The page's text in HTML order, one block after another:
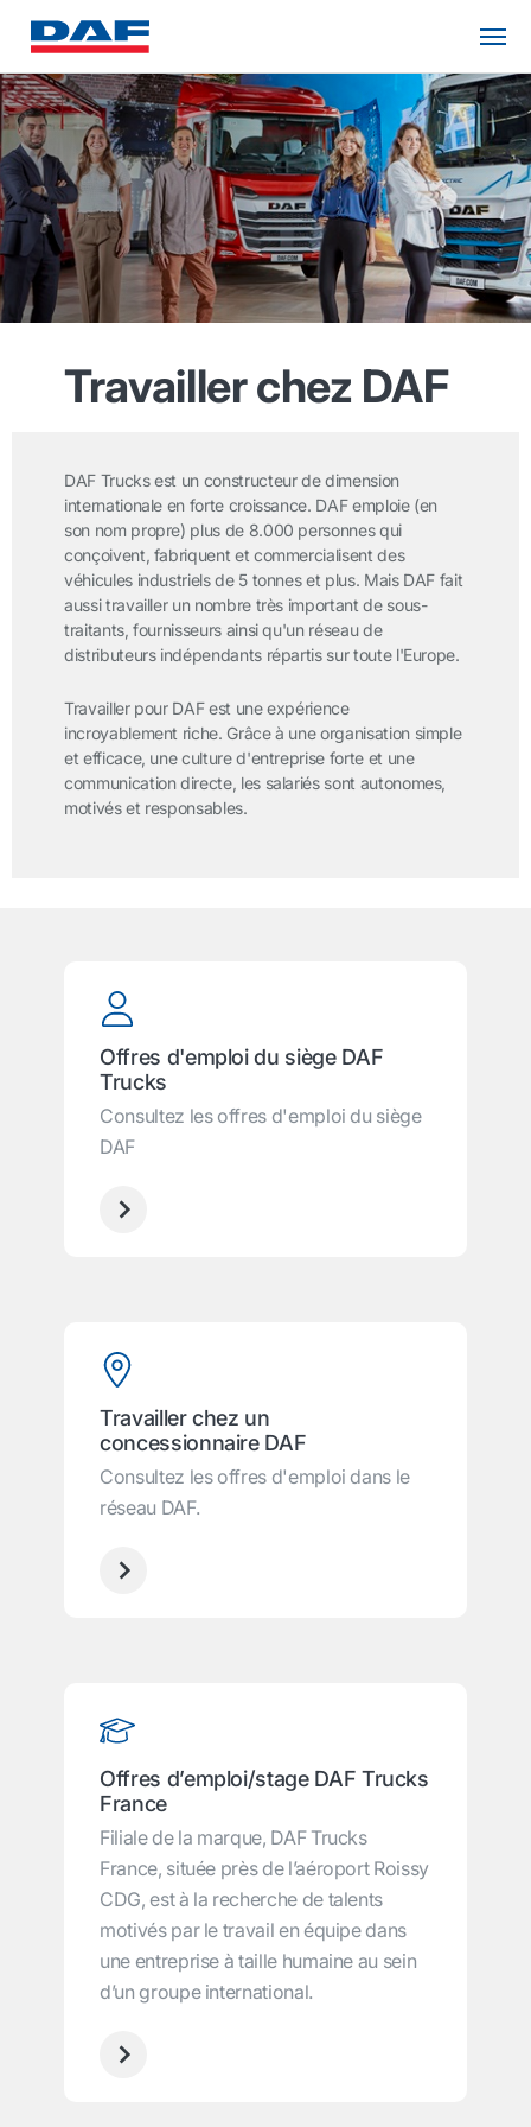
Travailler chez DAF
DAF Trucks est un constructeur de dimension
internationale en forte croissance. DAF emploie (en
son nom propre) plus de 8.000 personnes qui
conçoivent, fabriquent et commercialisent des
véhicules industriels de 5 tonnes et plus. Mais DAF fait
aussi travailler un nombre très important de sous-
traitants, fournisseurs ainsi qu'un réseau de
distributeurs indépendants répartis sur toute l'Europe.
Travailler pour DAF est une expérience
incroyablement riche. Grâce à une organisation simple
et efficace, une culture d'entreprise forte et une
communication directe, les salariés sont autonomes,
motivés et responsables.
Offres d'emploi du siège DAF
Trucks
Consultez les offres d'emploi du siège
DAF
Travailler chez un
concessionnaire DAF
Consultez les offres d'emploi dans le
réseau DAF.
Offres d’emploi/stage DAF Trucks
France
Filiale de la marque, DAF Trucks
France, située près de l’aéroport Roissy
CDG, est à la recherche de talents
motivés par le travail en équipe dans
une entreprise à taille humaine au sein
d’un groupe international.